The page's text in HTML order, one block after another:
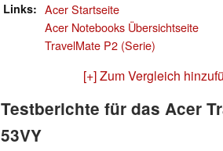
Links
Acer Startseite
Acer Notebooks Übersichtseite
TravelMate P2 (Serie)
[+] Zum Vergleich
Testberichte für das Acer
53VY